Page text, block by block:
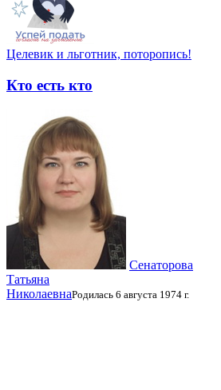
Целевик и льготник, поторопись!
Кто есть кто
Сенаторова
Татьяна
НиколаевнаРодилась 6 августа 1974 г.